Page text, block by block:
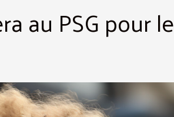
au PSG pour le